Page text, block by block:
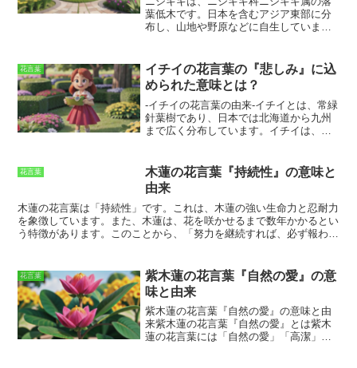
葉低木です。
日本を含むアジア東部に分
布し、山地や野原などに自生していま
～6月に咲きます。果実は10月頃に熟し、
赤く色づきます。ニシキギは、古くから
観賞用として親しまれている花木です。
特に、秋に紅葉する葉が美しく、多くの
園芸品種が作出されています。また、ニ
シキギの果実は、薬用としても利用され
「危険な遊び」です。これは、ニシキギ
の果実が有毒であることに由来していま
す。ニシキギの果実には、サポニンとい
う成分が含まれており、この成分は胃腸
を刺激して嘔吐や下痢を引き起こすこと
があります。また、ニシキギの果実を大
花言葉
イチイの花言葉の『悲しみ』に込
められた意味とは？
-イチイの花言葉の由来-イチイとは、常緑
針葉樹であり、日本では北海道から九州
まで広く分布しています。イチイは、幹
す。イチイの実は、球形で、直径5mmか
ら6mmです。イチイは、花言葉が「悲し
み」です。これは、イチイの実は毒性が
あり、食べると死に至る場合があるため
です。そのため、古くからイチイは、葬
儀の際に使われてきました。また、イチ
されています。そのため、イチイは、神
聖な木として崇められてきました。イチ
イは、日本では、古くから親しまれてき
た木です。現在でも、庭木や公園木とし
て利用されています。
花言葉
木蓮の花言葉『持続性』の意味と
由来
木蓮の花言葉は「持続性」です。これは、木蓮の強い生命力と忍耐力
を象徴しています。また、木蓮は、花を咲かせるまで数年かかるとい
う特徴があります。このことから、「努力を継続すれば、必ず報われ
蓮の花に似ていることから名付けられたというものです。また、木蓮
の木肌が、蓮の花の根茎に似ていることから名付けられたという説も
あります。さらに、木蓮の花が、蓮の花のように美しいことから名付
けられたという説もあります。
花言葉
紫木蓮の花言葉『自然の愛』の意
味と由来
紫木蓮の花言葉『自然の愛』の意味と由
来紫木蓮の花言葉『自然の愛』とは紫木
蓮の花言葉には「自然の愛」「高潔」